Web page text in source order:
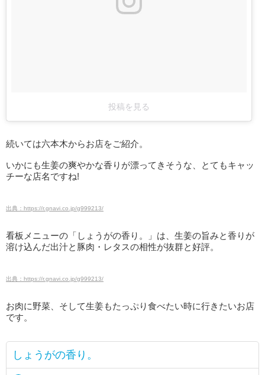
投稿を見る
続いては六本木からお店をご紹介。
いかにも生姜の爽やかな香りが漂ってきそうな、とてもキャッ
チーな店名ですね!
出典：https://r.gnavi.co.jp/g999213/
看板メニューの「しょうがの香り。」は、生姜の旨みと香りが
溶け込んだ出汁と豚肉・レタスの相性が抜群と好評。
出典：https://r.gnavi.co.jp/g999213/
お肉に野菜、そして生姜もたっぷり食べたい時に行きたいお店
です。
しょうがの香り。